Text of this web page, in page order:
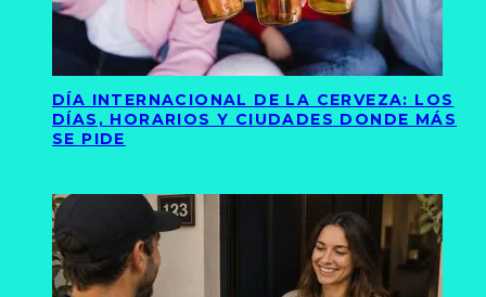
DÍA INTERNACIONAL DE LA CERVEZA: LOS
DÍAS, HORARIOS Y CIUDADES DONDE MÁS
SE PIDE